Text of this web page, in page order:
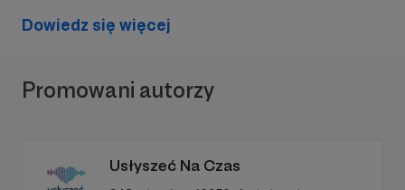
W tym miejscu powinna być zewnętrzna
polityki prywatności
Dowiedz się więcej
Promowani autorzy
Usłyszeć Na Czas